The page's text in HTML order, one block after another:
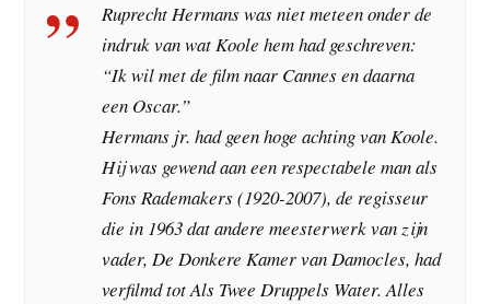
Ruprecht Hermans was niet meteen onder de
indruk van wat Koole hem had geschreven:
“Ik wil met de film naar Cannes en daarna
een Oscar.”
Hermans jr. had geen hoge achting van Koole.
Hij was gewend aan een respectabele man als
Fons Rademakers (1920-2007), de regisseur
die in 1963 dat andere meesterwerk van zijn
vader, De Donkere Kamer van Damocles, had
verfilmd tot Als Twee Druppels Water. Alles